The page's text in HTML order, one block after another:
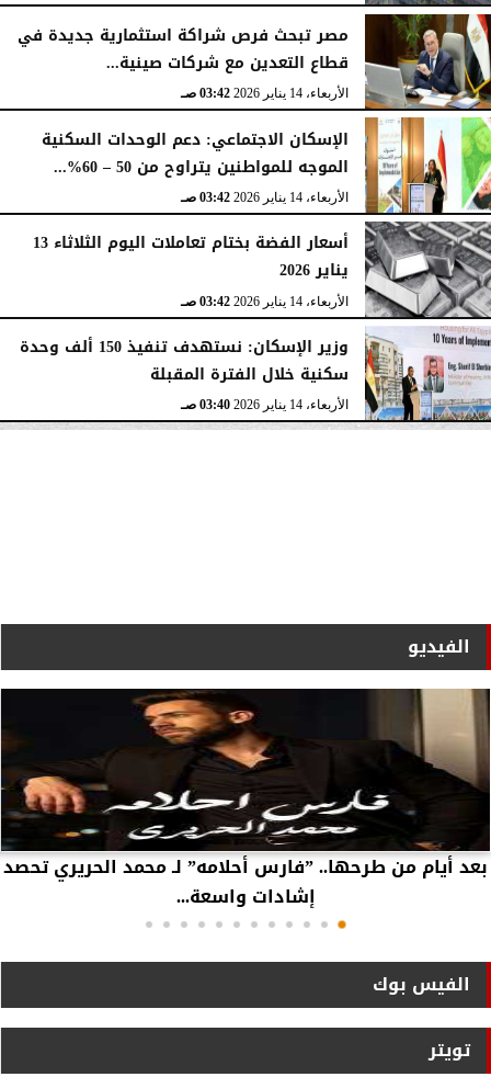
مصر تبحث فرص شراكة استثمارية جديدة في
قطاع التعدين مع شركات صينية...
الأربعاء، 14 يناير 2026 03:42 صـ
الإسكان الاجتماعي: دعم الوحدات السكنية
الموجه للمواطنين يتراوح من 50 – 60%...
الأربعاء، 14 يناير 2026 03:42 صـ
أسعار الفضة بختام تعاملات اليوم الثلاثاء 13
يناير 2026
الأربعاء، 14 يناير 2026 03:42 صـ
وزير الإسكان: نستهدف تنفيذ 150 ألف وحدة
سكنية خلال الفترة المقبلة
الأربعاء، 14 يناير 2026 03:40 صـ
الفيديو
بعد أيام من طرحها.. ”فارس أحلامه” لـ محمد الحريري تحصد
إشادات واسعة...
الفيس بوك
تويتر